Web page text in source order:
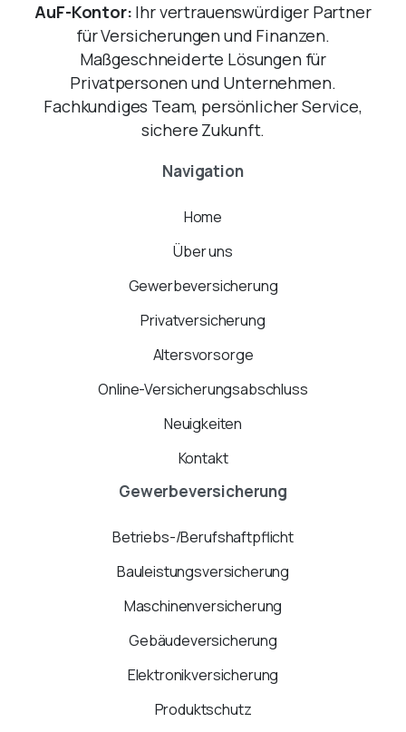
AuF-Kontor: Ihr vertrauenswürdiger Partner
für Versicherungen und Finanzen.
Maßgeschneiderte Lösungen für
Privatpersonen und Unternehmen.
Fachkundiges Team, persönlicher Service,
sichere Zukunft.
Navigation
Home
Über uns
Gewerbeversicherung
Privatversicherung
Altersvorsorge
Online-Versicherungsabschluss
Neuigkeiten
Kontakt
Gewerbeversicherung
Betriebs-/Berufshaftpflicht
Bauleistungsversicherung
Maschinenversicherung
Gebäudeversicherung
Elektronikversicherung
Produktschutz